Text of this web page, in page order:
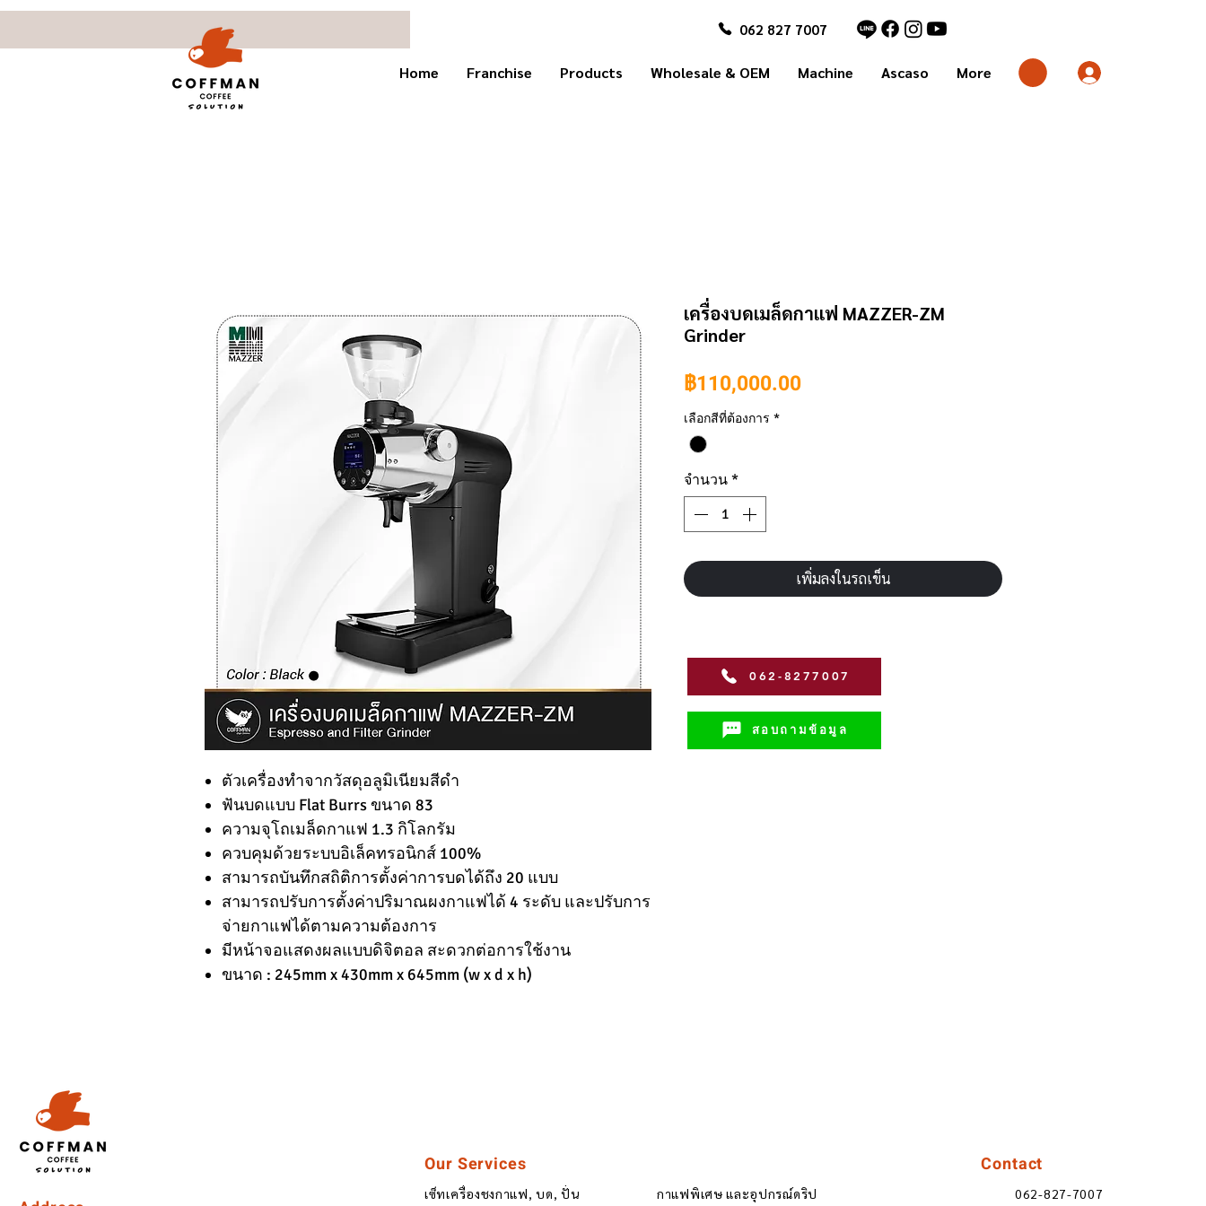
062 827 7007
Home Franchise Products Wholesale & OEM Machine Ascaso More
ตัวเครื่องทำจากวัสดุอลูมิเนียมสีดำ
ฟันบดแบบ Flat Burrs ขนาด 83
ความจุโถเมล็ดกาแฟ 1.3 กิโลกรัม
ควบคุมด้วยระบบอิเล็คทรอนิกส์ 100%
สามารถบันทึกสถิติการตั้งค่าการบดได้ถึง 20 แบบ
สามารถปรับการตั้งค่าปริมาณผงกาแฟได้ 4 ระดับ และปรับการ
จ่ายกาแฟได้ตามความต้องการ
มีหน้าจอแสดงผลแบบดิจิตอล สะดวกต่อการใช้งาน
ขนาด : 245mm x 430mm x 645mm (w x d x h)
เครื่องบดเมล็ดกาแฟ MAZZER-ZM
Grinder
฿110,000.00ราคา
เลือกสีที่ต้องการ *
จำนวน *
เพิ่มลงในรถเข็น
สอบถามข้อมูล
062-8277007
Our Services
เซ็ทเครื่องชงกาแฟ, บด, ปั่น กาแฟพิเศษ และอุปกรณ์ดริป
Contact
062-827-7007